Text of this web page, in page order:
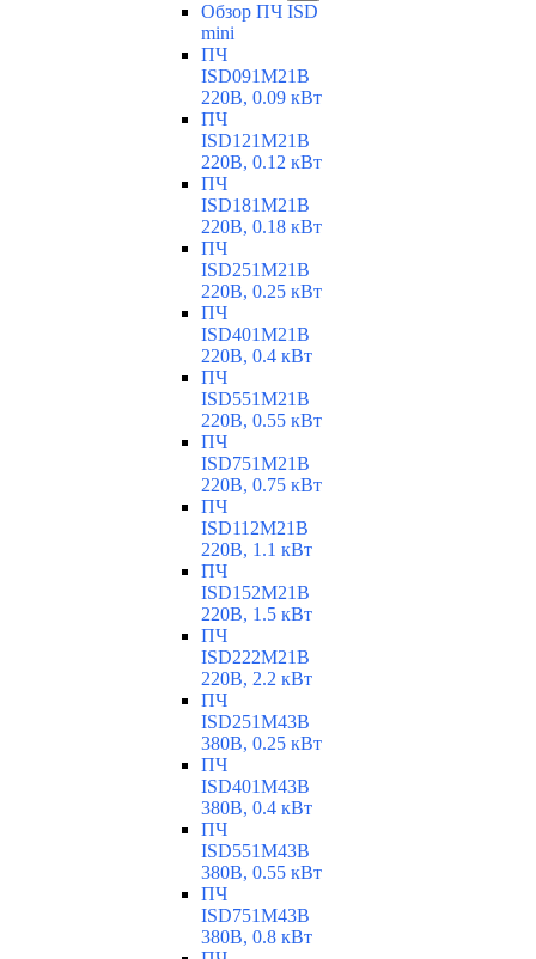
Обзор ПЧ ISD
mini
ПЧ
ISD091M21B
220В, 0.09 кВт
ПЧ
ISD121M21B
220В, 0.12 кВт
ПЧ
ISD181M21B
220В, 0.18 кВт
ПЧ
ISD251M21B
220В, 0.25 кВт
ПЧ
ISD401M21B
220В, 0.4 кВт
ПЧ
ISD551M21B
220В, 0.55 кВт
ПЧ
ISD751M21B
220В, 0.75 кВт
ПЧ
ISD112M21B
220В, 1.1 кВт
ПЧ
ISD152M21B
220В, 1.5 кВт
ПЧ
ISD222M21B
220В, 2.2 кВт
ПЧ
ISD251M43B
380В, 0.25 кВт
ПЧ
ISD401M43B
380В, 0.4 кВт
ПЧ
ISD551M43B
380В, 0.55 кВт
ПЧ
ISD751M43B
380В, 0.8 кВт